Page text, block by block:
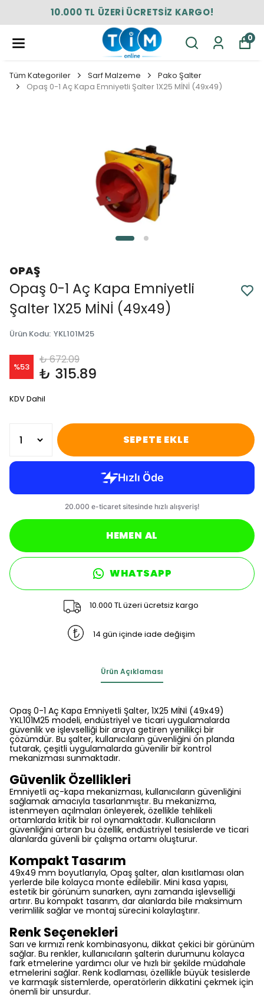
10.000 TL ÜZERİ ÜCRETSİZ KARGO!
0
Tüm Kategoriler Sarf Malzeme
Pako Şalter
Opaş 0-1 Aç Kapa Emniyetli Şalter 1X25 MİNİ (49x49)
OPAŞ
Opaş 0-1 Aç Kapa Emniyetli
Şalter 1X25 MİNİ (49x49)
Ürün Kodu: YKL101M25
%53
₺ 672.09
₺ 315.89
KDV Dahil
SEPETE EKLE
HEMEN AL
WHATSAPP
10.000 TL üzeri ücretsiz kargo
14 gün içinde iade değişim
Ürün Açıklaması
Opaş 0-1 Aç Kapa Emniyetli Şalter, 1X25 MİNİ (49x49)
YKL101M25 modeli, endüstriyel ve ticari uygulamalarda
güvenlik ve işlevselliği bir araya getiren yenilikçi bir
çözümdür. Bu şalter, kullanıcıların güvenliğini ön planda
tutarak, çeşitli uygulamalarda güvenilir bir kontrol
mekanizması sunmaktadır.
Güvenlik Özellikleri
Emniyetli aç-kapa mekanizması, kullanıcıların güvenliğini
sağlamak amacıyla tasarlanmıştır. Bu mekanizma,
istenmeyen açılmaları önleyerek, özellikle tehlikeli
ortamlarda kritik bir rol oynamaktadır. Kullanıcıların
güvenliğini artıran bu özellik, endüstriyel tesislerde ve ticari
alanlarda güvenli bir çalışma ortamı oluşturur.
Kompakt Tasarım
49x49 mm boyutlarıyla, Opaş şalter, alan kısıtlaması olan
yerlerde bile kolayca monte edilebilir. Mini kasa yapısı,
estetik bir görünüm sunarken, aynı zamanda işlevselliği
artırır. Bu kompakt tasarım, dar alanlarda bile maksimum
verimlilik sağlar ve montaj sürecini kolaylaştırır.
Renk Seçenekleri
Sarı ve kırmızı renk kombinasyonu, dikkat çekici bir görünüm
sağlar. Bu renkler, kullanıcıların şalterin durumunu kolayca
fark etmelerine yardımcı olur ve hızlı bir şekilde müdahale
etmelerini sağlar. Renk kodlaması, özellikle büyük tesislerde
ve karmaşık sistemlerde, operatörlerin dikkatini çekmek için
önemli bir unsurdur.